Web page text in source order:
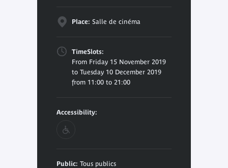
Place: Salle de cinéma
TimeSlots:
From Friday 15 November 2019
to Tuesday 10 December 2019
from 11:00 to 21:00
Accessibility:
Public: Tous publics